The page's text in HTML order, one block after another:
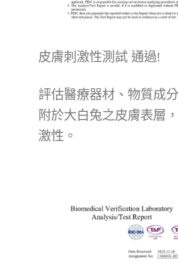
皮膚刺激性測試 通過!
評估醫療器材、物質成
附於大白兔之皮膚表層
激性。